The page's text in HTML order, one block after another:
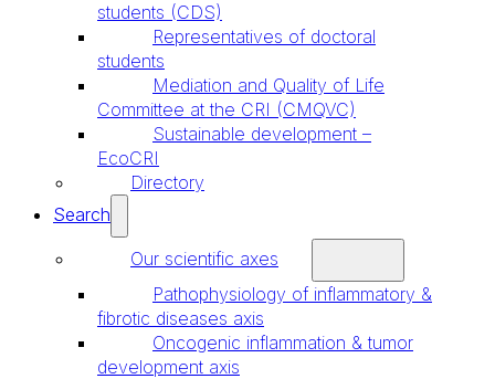
students (CDS)
Representatives of doctoral
students
Mediation and Quality of Life
Committee at the CRI (CMQVC)
Sustainable development –
EcoCRI
Directory
Search
Our scientific axes
Pathophysiology of inflammatory &
fibrotic diseases axis
Oncogenic inflammation & tumor
development axis